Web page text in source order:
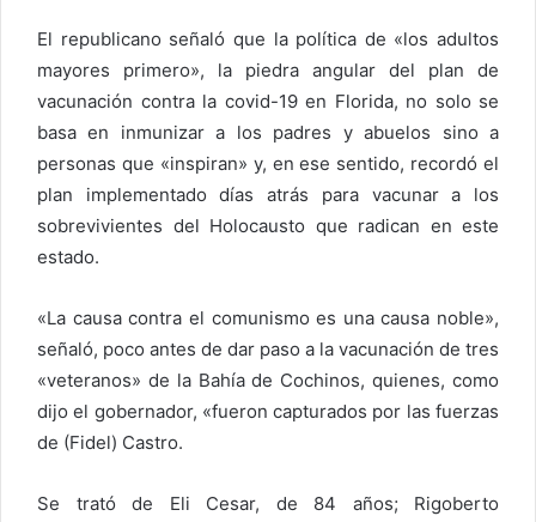
El republicano señaló que la política de «los adultos
mayores primero», la piedra angular del plan de
vacunación contra la covid-19 en Florida, no solo se
basa en inmunizar a los padres y abuelos sino a
personas que «inspiran» y, en ese sentido, recordó el
plan implementado días atrás para vacunar a los
sobrevivientes del Holocausto que radican en este
estado.
«La causa contra el comunismo es una causa noble»,
señaló, poco antes de dar paso a la vacunación de tres
«veteranos» de la Bahía de Cochinos, quienes, como
dijo el gobernador, «fueron capturados por las fuerzas
de (Fidel) Castro.
Se trató de Eli Cesar, de 84 años; Rigoberto